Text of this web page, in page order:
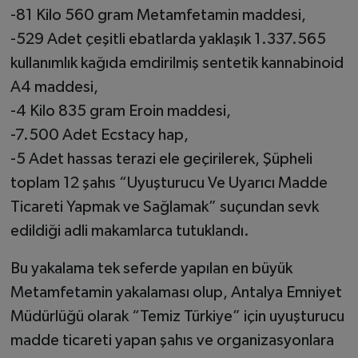
-81 Kilo 560 gram Metamfetamin maddesi,
-529 Adet çeşitli ebatlarda yaklaşık 1.337.565
kullanımlık kağıda emdirilmiş sentetik kannabinoid
A4 maddesi,
-4 Kilo 835 gram Eroin maddesi,
-7.500 Adet Ecstacy hap,
-5 Adet hassas terazi ele geçirilerek, Şüpheli
toplam 12 şahıs “Uyuşturucu Ve Uyarıcı Madde
Ticareti Yapmak ve Sağlamak” suçundan sevk
edildiği adli makamlarca tutuklandı.
Bu yakalama tek seferde yapılan en büyük
Metamfetamin yakalaması olup, Antalya Emniyet
Müdürlüğü olarak “Temiz Türkiye” için uyuşturucu
madde ticareti yapan şahıs ve organizasyonlara